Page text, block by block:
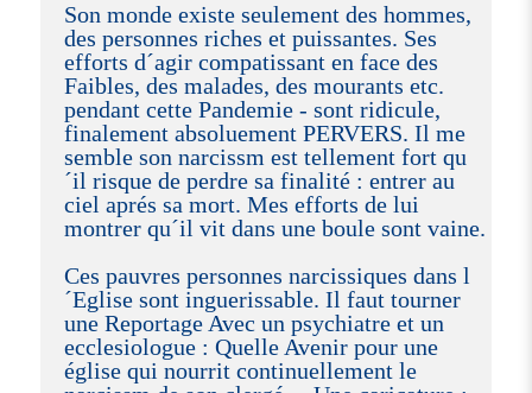
Son monde existe seulement des hommes,
des personnes riches et puissantes. Ses
efforts d´agir compatissant en face des
Faibles, des malades, des mourants etc.
pendant cette Pandemie - sont ridicule,
finalement absoluement PERVERS. Il me
semble son narcissm est tellement fort qu
´il risque de perdre sa finalité : entrer au
ciel aprés sa mort. Mes efforts de lui
montrer qu´il vit dans une boule sont vaine.
Ces pauvres personnes narcissiques dans l
´Eglise sont inguerissable. Il faut tourner
une Reportage Avec un psychiatre et un
ecclesiologue : Quelle Avenir pour une
église qui nourrit continuellement le